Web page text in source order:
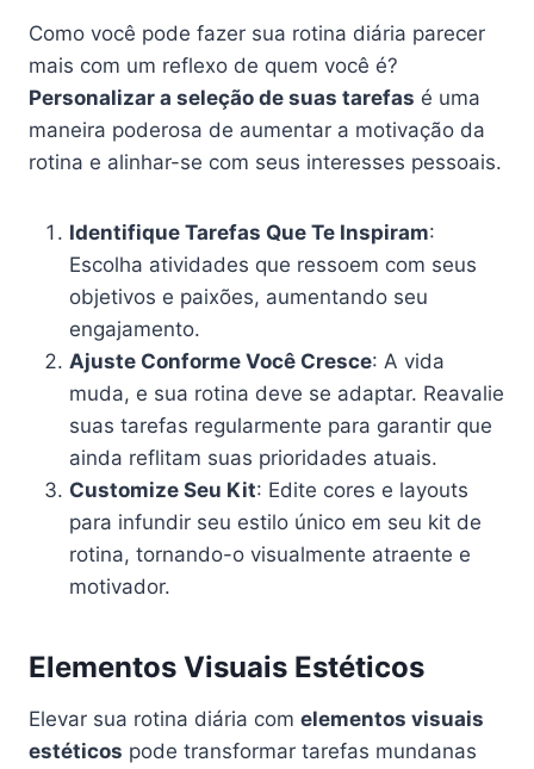
Como você pode fazer sua rotina diária parecer
mais com um reflexo de quem você é?
Personalizar a seleção de suas tarefas é uma
maneira poderosa de aumentar a motivação da
rotina e alinhar-se com seus interesses pessoais.
Identifique Tarefas Que Te Inspiram:
Escolha atividades que ressoem com seus
objetivos e paixões, aumentando seu
engajamento.
Ajuste Conforme Você Cresce: A vida
muda, e sua rotina deve se adaptar. Reavalie
suas tarefas regularmente para garantir que
ainda reflitam suas prioridades atuais.
Customize Seu Kit: Edite cores e layouts
para infundir seu estilo único em seu kit de
rotina, tornando-o visualmente atraente e
motivador.
Elementos Visuais Estéticos
Elevar sua rotina diária com elementos visuais
estéticos pode transformar tarefas mundanas